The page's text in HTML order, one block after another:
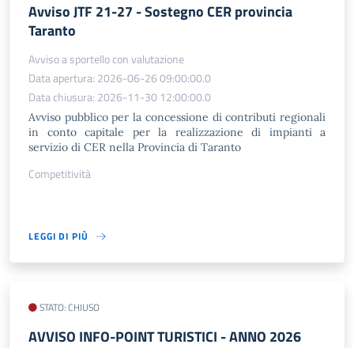
Avviso JTF 21-27 - Sostegno CER provincia
Taranto
Avviso a sportello con valutazione
Data apertura: 2026-06-26 09:00:00.0
Data chiusura: 2026-11-30 12:00:00.0
Avviso pubblico per la concessione di contributi regionali
in conto capitale per la realizzazione di impianti a
servizio di CER nella Provincia di Taranto
Competitività
LEGGI DI PIÙ
STATO: CHIUSO
AVVISO INFO-POINT TURISTICI - ANNO 2026